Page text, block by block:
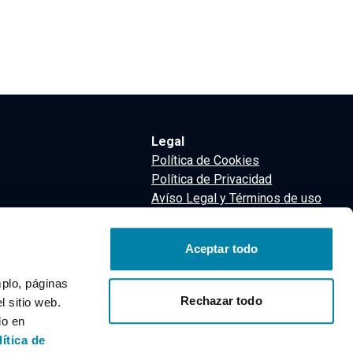
páginas
sitio web.
en
de
Aceptar todo
Rechazar todo
Legal
Política de Cookies
Política de Privacidad
Avíso Legal y Términos de uso